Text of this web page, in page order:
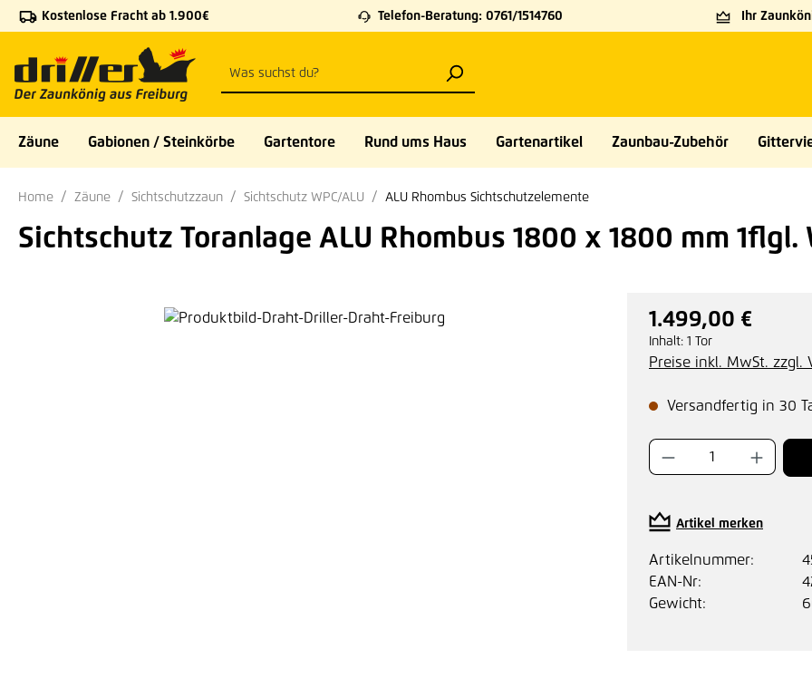
Hauptinhalt springen
Zur Suche springen
Zur Hauptnavigation springen
Kostenlose Fracht ab 1.900€ Telefon-Beratung: 0761/1514760 Ihr
Zäune Gabionen / Steinkörbe Gartentore Rund ums Haus Gartenartikel Zaunbau-Zubehör
Home Zäune Sichtschutzzaun Sichtschutz WPC/ALU ALU Rhombus Sichtschutzelemente
Sichtschutz Toranlage ALU Rhombus 1800 x 1800 mm 1flgl.
Bildergalerie überspringen Regulärer Preis:
1.499,00 €
Inhalt: 1 Tor
Preise inkl. MwSt. zzgl.
Versandfertig in 30
Produkt
Artikel merken
Artikelnummer:
EAN-Nr:
Gewicht: